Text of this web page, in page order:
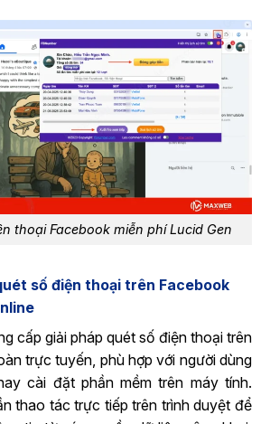
thoại Facebook miễn phí Lucid Gen
số điện thoại trên Facebook
cấp giải pháp quét số điện thoại trên
trực tuyến, phù hợp với người dùng
cài đặt phần mềm trên máy tính.
thao tác trực tiếp trên trình duyệt để